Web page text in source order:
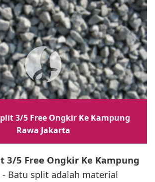
3/5 Free Ongkir Ke Kampung
Rawa Jakarta
3/5 Free Ongkir Ke Kampung
- Batu split adalah material